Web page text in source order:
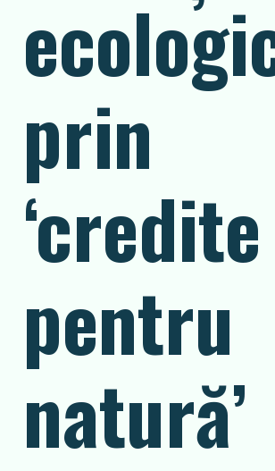
prin
‘credite
pentru
natură’